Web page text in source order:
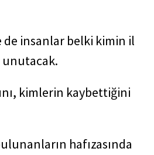
de insanlar belki kimin il
unutacak.
kimlerin kaybettiğini
hafızasında